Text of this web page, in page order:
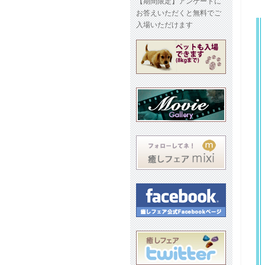
お答えいただくと無料でご
入場いただけます